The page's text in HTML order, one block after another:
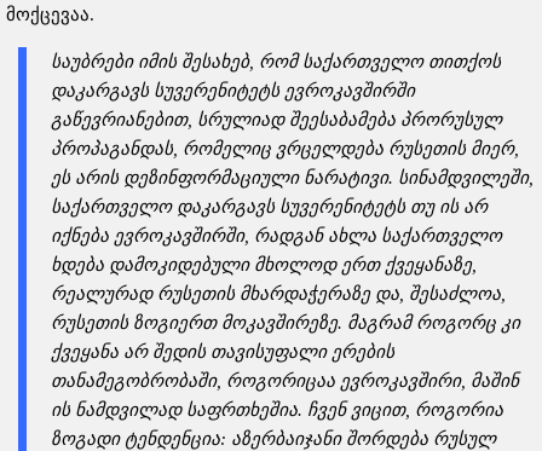
მოქცევაა.
საუბრები იმის შესახებ, რომ საქართველო თითქოს
დაკარგავს სუვერენიტეტს ევროკავშირში
გაწევრიანებით, სრულიად შეესაბამება პრორუსულ
პროპაგანდას, რომელიც ვრცელდება რუსეთის მიერ,
ეს არის დეზინფორმაციული ნარატივი. სინამდვილეში,
საქართველო დაკარგავს სუვერენიტეტს თუ ის არ
იქნება ევროკავშირში, რადგან ახლა საქართველო
ხდება დამოკიდებული მხოლოდ ერთ ქვეყანაზე,
რეალურად რუსეთის მხარდაჭერაზე და, შესაძლოა,
რუსეთის ზოგიერთ მოკავშირეზე. მაგრამ როგორც კი
ქვეყანა არ შედის თავისუფალი ერების
თანამეგობრობაში, როგორიცაა ევროკავშირი, მაშინ
ის ნამდვილად საფრთხეშია. ჩვენ ვიცით, როგორია
ზოგადი ტენდენცია: აზერბაიჯანი შორდება რუსულ